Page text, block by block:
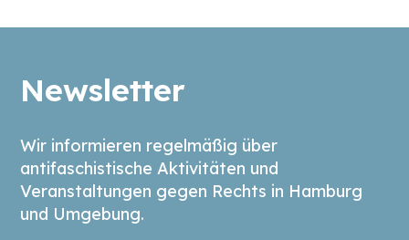
Newsletter
Wir informieren regelmäßig über
antifaschistische Aktivitäten und
Veranstaltungen gegen Rechts in Hamburg
und Umgebung.